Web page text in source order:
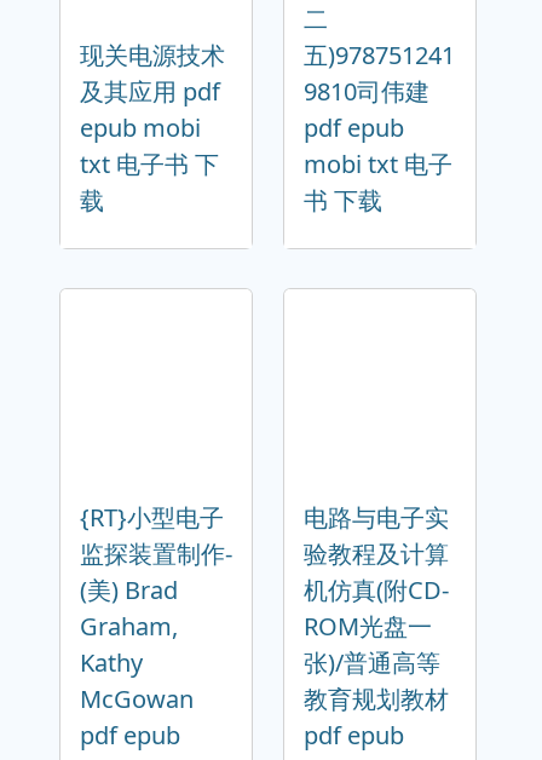
现关电源技术
及其应用 pdf
epub mobi
txt 电子书 下
载
二
五)978751241
9810司伟建
pdf epub
mobi txt 电子
书 下载
{RT}小型电子
监探装置制作-
(美) Brad
Graham,
Kathy
McGowan
pdf epub
电路与电子实
验教程及计算
机仿真(附CD-
ROM光盘一
张)/普通高等
教育规划教材
pdf epub